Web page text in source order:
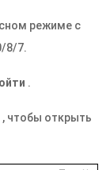
режиме с
8/7.
.
, чтобы открыть